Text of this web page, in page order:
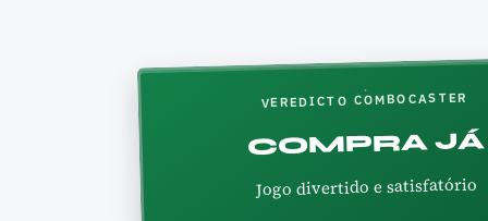
VEREDICTO COMBOCASTER
COMPRA JÁ
Jogo divertido e satisfatório